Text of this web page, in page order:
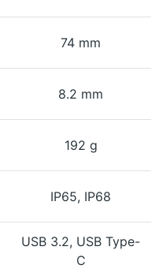
74 mm
8.2 mm
192 g
IP65, IP68
USB 3.2, USB Type-
C